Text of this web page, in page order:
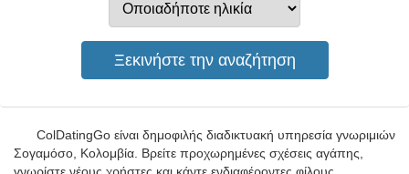
ColDatingGo είναι δημοφιλής διαδικτυακή υπηρεσία γνωριμιών
Σογαμόσο, Κολομβία. Βρείτε προχωρημένες σχέσεις αγάπης,